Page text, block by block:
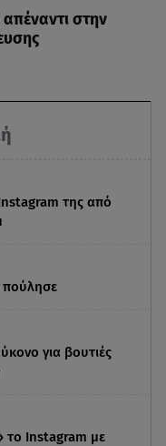
της από
πούλησε
για βουτιές
το Instagram με
στην